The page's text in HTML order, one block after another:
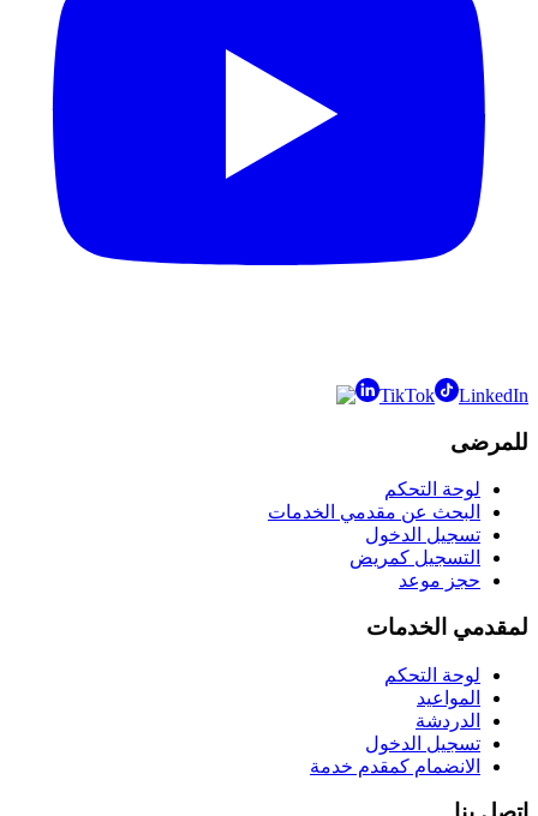
TikTok LinkedIn
للمرضى
لوحة التحكم
البحث عن مقدمي الخدمات
تسجيل الدخول
التسجيل كمريض
حجز موعد
لمقدمي الخدمات
لوحة التحكم
المواعيد
الدردشة
تسجيل الدخول
الانضمام كمقدم خدمة